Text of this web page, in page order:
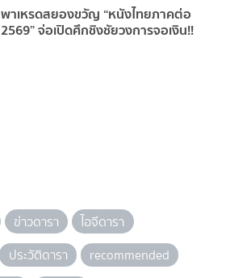
พาเหรดสยองขวัญ “หนังไทยภาคต่อ
2569” จ่อเปิดศึกชิงชัยวงการจอเงิน!!
ข่าวดารา
ไอจีดารา
ประวัติดารา
recommended